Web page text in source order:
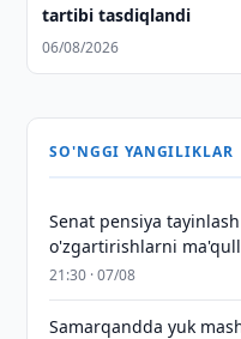
tartibi tasdiqlandi
06/08/2026
SO'NGGI YANGILIKLAR
Senat pensiya
o'zgartirishlarni
21:30 · 07/08
Samarqandda yuk